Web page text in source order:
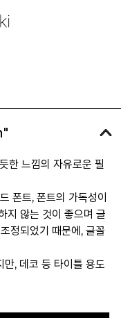
느낌의 자유로운 필
폰트, 폰트의 가독성이
지 않는 것이 좋으며 글
정되었기 때문에, 글꼴
, 데코 등 타이틀 용도